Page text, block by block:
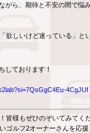
がら、期待と不安の間で悩
欲しいけど迷っている」と
しております！
4CgJUf
皆様もぜひのぞいてみてくだ
ゴルフ2オーナーさんを応援